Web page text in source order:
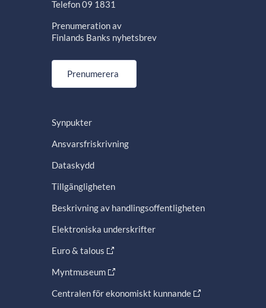
Telefon 09 1831
Prenumeration av
Finlands Banks nyhetsbrev
Prenumerera
Synpukter
Ansvarsfriskrivning
Dataskydd
Tillgängligheten
Beskrivning av handlingsoffentligheten
Elektroniska underskrifter
Euro & talous
Myntmuseum
Centralen för ekonomiskt kunnande